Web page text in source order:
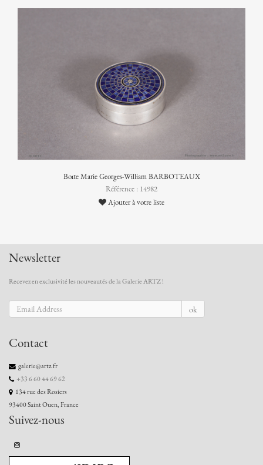
Boîte Marie Georges-William BARBOTEAUX
Référence : 14982
Ajouter à votre liste
Newsletter
Recevez en exclusivité les nouveautés de la Galerie ARTZ !
ok
Contact
galerie@artz.fr
+33 6 60 44 69 62
134 rue des Rosiers
93400 Saint Ouen, France
Suivez-nous